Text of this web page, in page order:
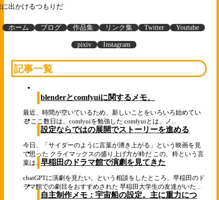
に出かけるつもりだ
ホーム ブログ 作品集 リンク集 Twitter Youtube
pixiv Instagram
記事一覧
blenderとcomfyuiに関するメモ、
最近、時間が空いているため、新しいことをいろいろ始めてい
る ここ数日は、comfyuiを勉強した comfyuiとは、ノ...
設定ならではの展開でストーリーを進める
今日、「サイダーのように言葉が湧き上がる」という映画を見
て思った クライマックスの盛り上げ方が粋だ この、粋という言
葉は... 早稲田のドラマ館で演劇を見てきた
chatGPTに演劇を見たい。という相談をしたところ、早稲田のド
ラマ館での劇目をおすすめされた 早稲田大学生の友達がいた...
自主制作メモ：宇宙船の設定。主に重力につ